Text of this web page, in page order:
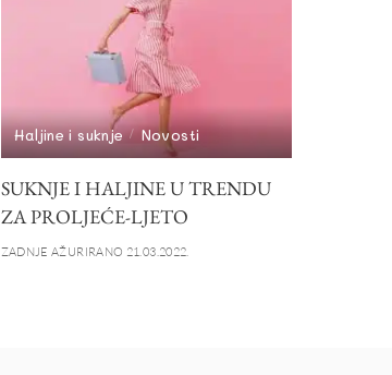
Haljine i suknje Novosti
SUKNJE I HALJINE U TRENDU
ZA PROLJEĆE-LJETO
ZADNJE AŽURIRANO 21.03.2022.